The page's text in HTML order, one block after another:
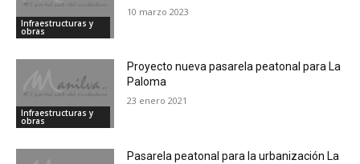
Infraestructuras y
obras
10 marzo 2023
Infraestructuras y
obras
Proyecto nueva pasarela peatonal para La
Paloma
23 enero 2021
Pasarela peatonal para la urbanización La